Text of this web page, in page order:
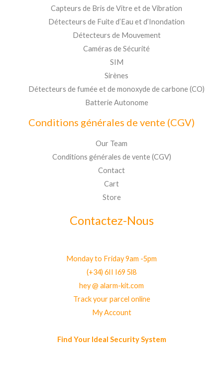
Capteurs de Bris de Vitre et de Vibration
Détecteurs de Fuite d’Eau et d’Inondation
Détecteurs de Mouvement
Caméras de Sécurité
SIM
Sirènes
Détecteurs de fumée et de monoxyde de carbone (CO)
Batterie Autonome
Conditions générales de vente (CGV)
Our Team
Conditions générales de vente (CGV)
Contact
Cart
Store
Contactez-Nous
Monday to Friday 9am -5pm
(+34) 6II I69 5l8
hey @ alarm-kit.com
Track your parcel online
My Account
Find Your Ideal Security System